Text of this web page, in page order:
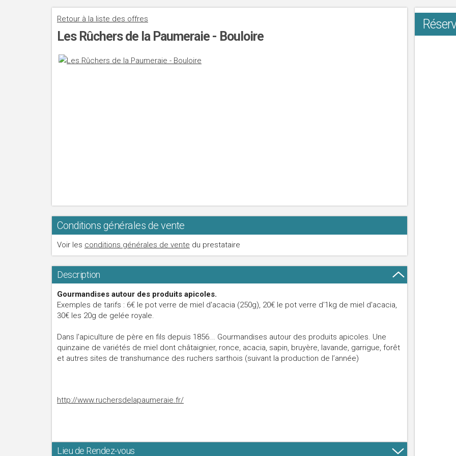
Retour à la liste des offres
Les Rûchers de la Paumeraie - Bouloire
Conditions générales de vente
Voir les conditions générales de vente du prestataire
Description
Gourmandises autour des produits apicoles.
Exemples de tarifs : 6€ le pot verre de miel d'acacia (250g), 20€ le pot verre d'1kg de miel d'acacia,
30€ les 20g de gelée royale.
Dans l'apiculture de père en fils depuis 1856... Gourmandises autour des produits apicoles. Une
quinzaine de variétés de miel dont châtaignier, ronce, acacia, sapin, bruyère, lavande, garrigue, forêt
et autres sites de transhumance des ruchers sarthois (suivant la production de l’année)
http://www.ruchersdelapaumeraie.fr/
Lieu de Rendez-vous